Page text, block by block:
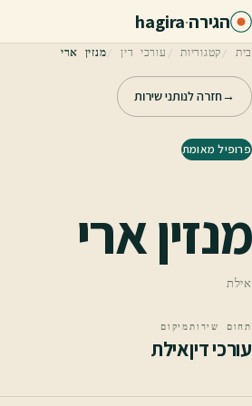
דלג לתוכן הראשי
הגירה·
hagira
בית קטגוריות עורכי דין מנזין ארי
→חזרה לנותני שירות
פרופיל מאומת
מנזין ארי
אילת
תחום שירות
עורכי דין
מיקום
אילת